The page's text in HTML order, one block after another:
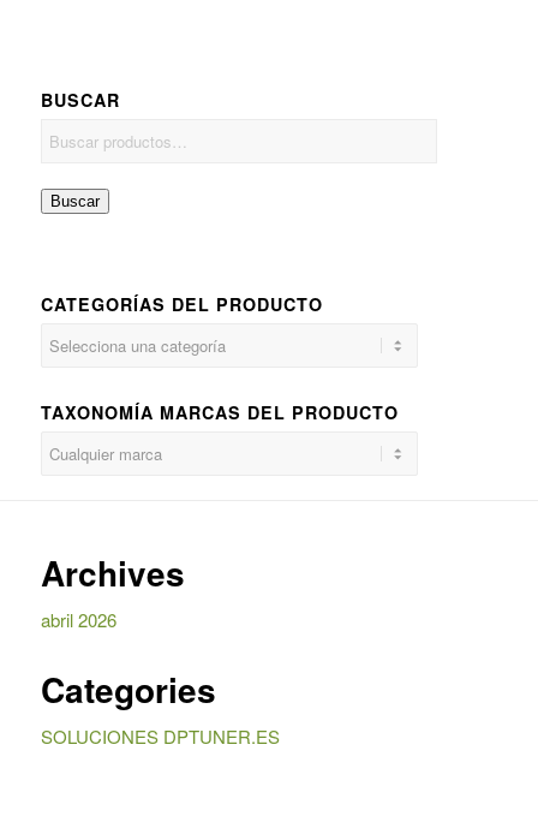
BUSCAR
Buscar
CATEGORÍAS DEL PRODUCTO
TAXONOMÍA MARCAS DEL PRODUCTO
Archives
abril 2026
Categories
SOLUCIONES DPTUNER.ES